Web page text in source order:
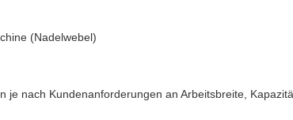
(Nadelwebel)
je nach Kundenanforderungen an Arbeitsbreite,